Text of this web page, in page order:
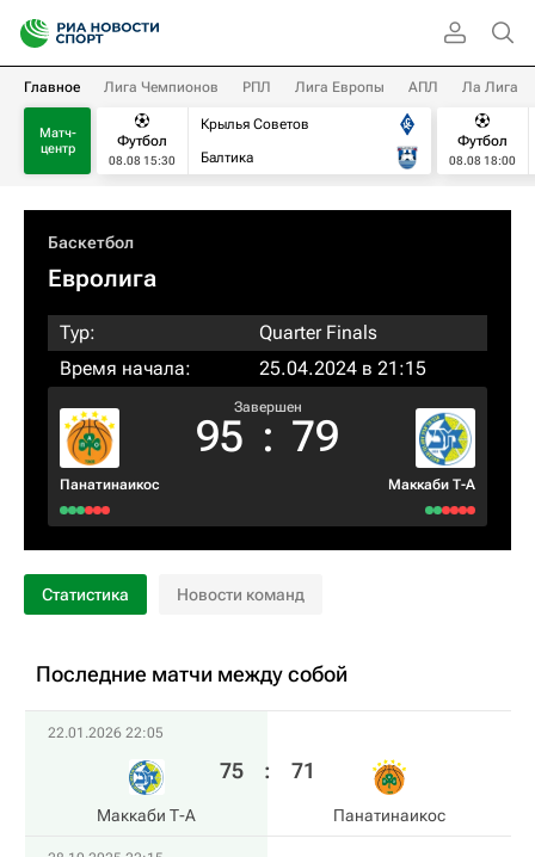
Главное Лига Чемпионов РПЛ Лига Европы АПЛ Ла Лига
Матч-
центр
Футбол
08.08 15:30
Крылья Советов
Балтика
Футбол
08.08 18:00
Баскетбол
Евролига
Тур:
Quarter Finals
Время начала:
25.04.2024 в 21:15
Панатинаикос
Завершен
95 : 79
Маккаби Т-А
Статистика Новости команд
Последние матчи между собой
22.01.2026 22:05
Маккаби Т-А
75 : 71
Панатинаикос